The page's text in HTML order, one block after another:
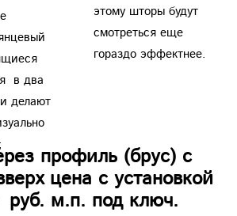
в два
этому шторы будут
смотреться еще
гораздо эффектнее.
профиль (брус) с
цена с установкой
руб. м.п. под ключ.